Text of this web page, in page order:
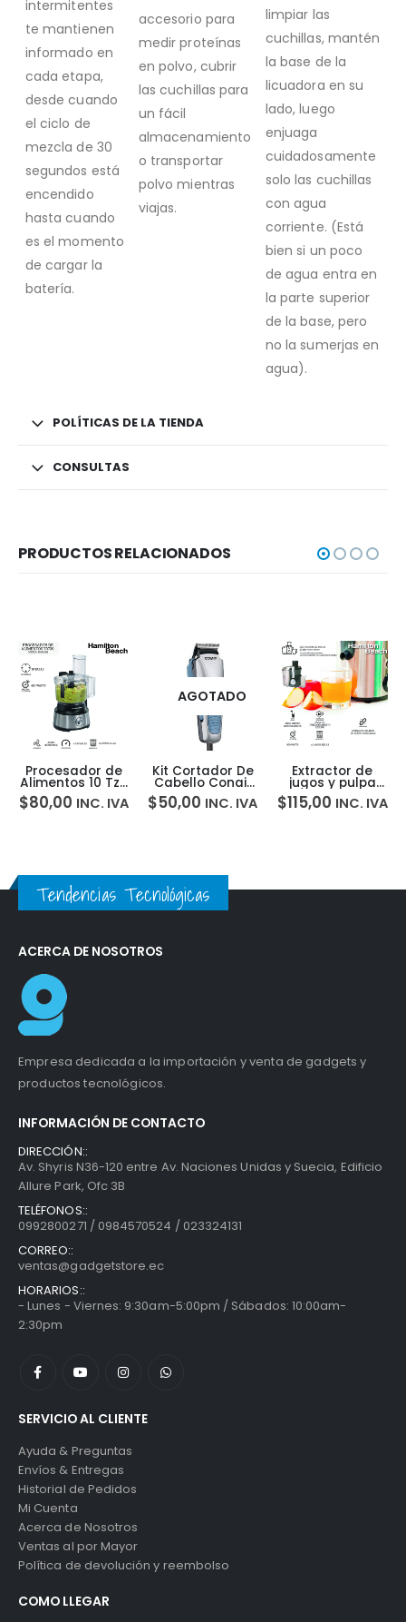
intermitentes
te mantienen
informado en
cada etapa,
desde cuando
el ciclo de
mezcla de 30
segundos está
encendido
hasta cuando
es el momento
de cargar la
batería.
accesorio para
medir proteínas
en polvo, cubrir
las cuchillas para
un fácil
almacenamiento
o transportar
polvo mientras
viajas.
limpiar las
cuchillas, mantén
la base de la
licuadora en su
lado, luego
enjuaga
cuidadosamente
solo las cuchillas
con agua
corriente. (Está
bien si un poco
de agua entra en
la parte superior
de la base, pero
no la sumerjas en
agua).
POLÍTICAS DE LA TIENDA
CONSULTAS
PRODUCTOS RELACIONADOS
Procesador de
Alimentos 10 Tzs
450Wts
Hamilton Beach
$80,00 INC. IVA
AGOTADO
Kit Cortador De
Cabello Conair
18pzs Hc24
$50,00 INC. IVA
Extractor de
jugos y pulpa
800Wts
Hamilton Beach
$115,00 INC. IVA
Tendencias Tecnológicas
ACERCA DE NOSOTROS
Empresa dedicada a la importación y venta de gadgets y
productos tecnológicos.
INFORMACIÓN DE CONTACTO
DIRECCIÓN::
Av. Shyris N36-120 entre Av. Naciones Unidas y Suecia, Edificio
Allure Park, Ofc 3B
TELÉFONOS::
0992800271 / 0984570524 / 023324131
CORREO::
ventas@gadgetstore.ec
HORARIOS::
- Lunes - Viernes: 9:30am-5:00pm / Sábados: 10:00am-
2:30pm
SERVICIO AL CLIENTE
Ayuda & Preguntas
Envíos & Entregas
Historial de Pedidos
Mi Cuenta
Acerca de Nosotros
Ventas al por Mayor
Política de devolución y reembolso
COMO LLEGAR